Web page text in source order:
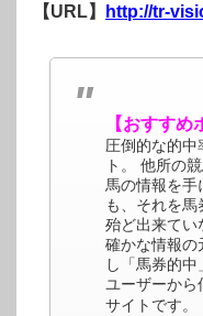
【URL】
http://tr-
【おすすめ
圧倒的な的中
ト。 他所の
馬の情報を手
も、それを
殆ど出来てい
確かな情報の
し「馬券的
ユーザーから
サイトです。